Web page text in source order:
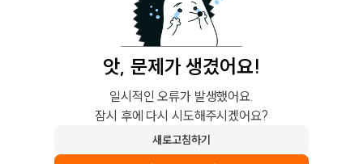
앗, 문제가 생겼어요!
일시적인 오류가 발생했어요.
잠시 후에 다시 시도해주시겠어요?
새로고침하기